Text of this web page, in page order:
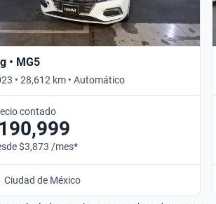
• MG5
• 28,612 km • Automático
contado
190,999
$3,873 /mes*
Ciudad de México